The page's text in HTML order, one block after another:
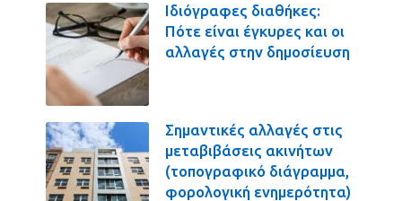
Ιδιόγραφες διαθήκες:
Πότε είναι έγκυρες και οι
αλλαγές στην δημοσίευση
Σημαντικές αλλαγές στις
μεταβιβάσεις ακινήτων
(τοπογραφικό διάγραμμα,
φορολογική ενημερότητα)